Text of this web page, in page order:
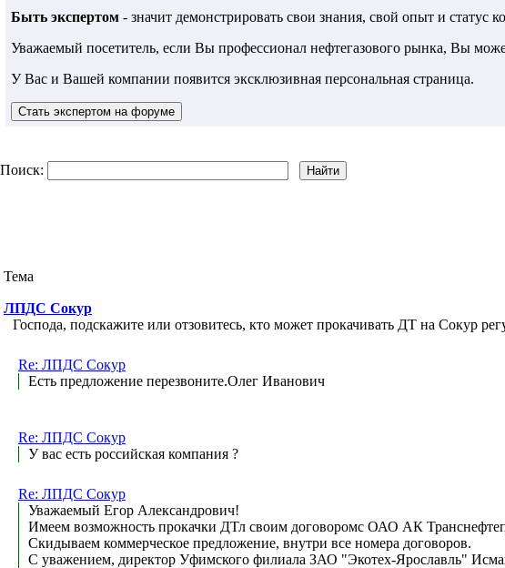
Быть экспертом - значит демонстрировать свои знания, свой опыт и
Уважаемый посетитель, если Вы профессионал нефтегазового рынка, Вы
У Вас и Вашей компании появится эксклюзивная персональная страница.
Поиск:
Тема
ЛПДС Сокур
Господа, подскажите или отзовитесь, кто может прокачивать ДТ на Сокур
Re: ЛПДС Сокур
Есть предложение перезвоните.Олег Иванович
Re: ЛПДС Сокур
У вас есть российская компания ?
Re: ЛПДС Сокур
Уважаемый Егор Александрович!
Имеем возможность прокачки ДТл своим договоромс ОАО АК
Скидываем коммерческое предложение, внутри все номера договоров.
С уважением, директор Уфимского филиала ЗАО "Экотех-Ярославль"